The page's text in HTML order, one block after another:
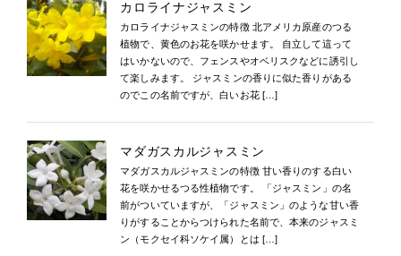
カロライナジャスミン
カロライナジャスミンの特徴 北アメリカ原産のつる
植物で、黄色のお花を咲かせます。 自立して這って
はいかないので、フェンスやオベリスクなどに誘引し
て楽しみます。 ジャスミンの香りに似た香りがある
のでこの名前ですが、白いお花 […]
マダガスカルジャスミン
マダガスカルジャスミンの特徴 甘い香りのする白い
花を咲かせるつる性植物です。 「ジャスミン」の名
前がついていますが、「ジャスミン」のような甘い香
りがすることからつけられた名前で、本来のジャスミ
ン（モクセイ科ソケイ属）とは […]